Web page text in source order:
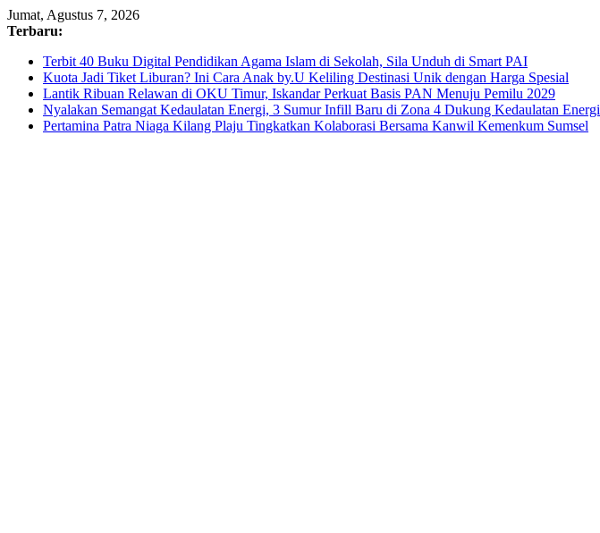
Skip
to
Jumat, Agustus 7, 2026
Terbaru:
Terbit 40 Buku Digital Pendidikan Agama Islam di Sekolah, Sila Unduh di Smart PAI
Kuota Jadi Tiket Liburan? Ini Cara Anak by.U Keliling Destinasi Unik dengan Harga Spesial
Lantik Ribuan Relawan di OKU Timur, Iskandar Perkuat Basis PAN Menuju Pemilu 2029
Nyalakan Semangat Kedaulatan Energi, 3 Sumur Infill Baru di Zona 4 Dukung Kedaulatan Energi
Pertamina Patra Niaga Kilang Plaju Tingkatkan Kolaborasi Bersama Kanwil Kemenkum Sumsel